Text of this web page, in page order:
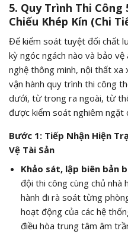
5. Quy Trình Thi Công
Chiếu Khép Kín (Chi
Để kiểm soát tuyệt đối chất
kỳ ngóc ngách nào và bảo
nghệ thông minh, nội thất xa
vận hành quy trình thi công
dưới, từ trong ra ngoài, từ
được kiểm soát nghiêm ngặt
Bước 1: Tiếp Nhận Hiện
Vệ Tài Sản
Khảo sát, lập biên bản
đội thi công cùng chủ nhà
hành đi rà soát từng
hoạt động của các hệ
điều hòa trung tâm âm